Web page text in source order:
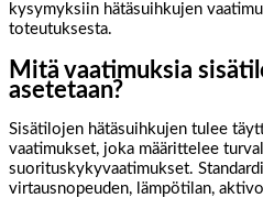
kysymyksiin hätäsuihkujen
toteutuksesta.
Mitä vaatimuksia
asetetaan?
Sisätilojen hätäsuihkujen tulee
vaatimukset, joka määrittelee
suorituskykyvaatimukset.
virtausnopeuden, lämpötilan,